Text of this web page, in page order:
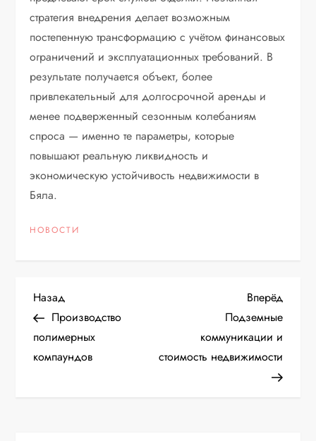
стратегия внедрения делает возможным
постепенную трансформацию с учётом финансовых
ограничений и эксплуатационных требований. В
результате получается объект, более
привлекательный для долгосрочной аренды и
менее подверженный сезонным колебаниям
спроса — именно те параметры, которые
повышают реальную ликвидность и
экономическую устойчивость недвижимости в
Бяла.
НОВОСТИ
Н
а
в
Предыдущая
запись
Назад
Производство
полимерных
компаундов
запись
Вперёд
Подземные
коммуникации и
стоимость недвижимости